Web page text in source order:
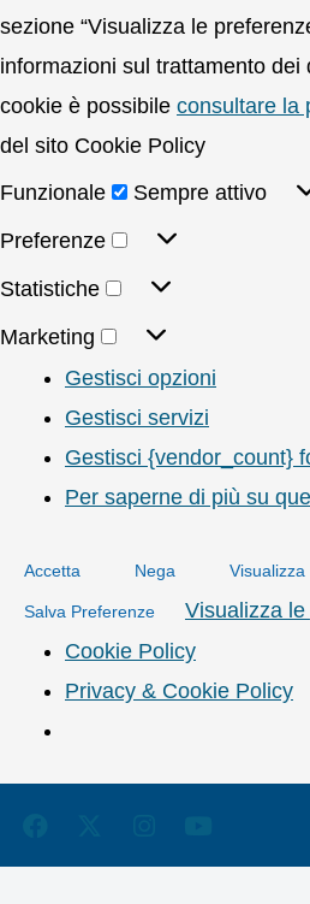
sezione “Visualizza le
informazioni sul trattamento dei
cookie è possibile consultare la
del sito Cookie Policy
Funzionale
Sempre attivo
Preferenze
Statistiche
Marketing
Gestisci opzioni
Gestisci servizi
Gestisci {vendor_count}
Per saperne di più su
Accetta Nega
Salva Preferenze
Visualizza
Cookie Policy
Privacy & Cookie Policy